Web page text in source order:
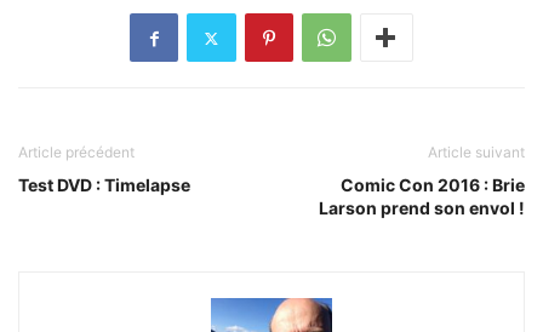
Article précédent
Test DVD : Timelapse
Article suivant
Comic Con 2016 : Brie
Larson prend son envol !